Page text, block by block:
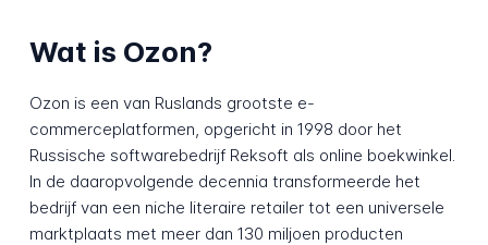
Wat is Ozon?
Ozon is een van Ruslands grootste e-
commerceplatformen, opgericht in 1998 door het
Russische softwarebedrijf Reksoft als online boekwinkel.
In de daaropvolgende decennia transformeerde het
bedrijf van een niche literaire retailer tot een universele
marktplaats met meer dan 130 miljoen producten